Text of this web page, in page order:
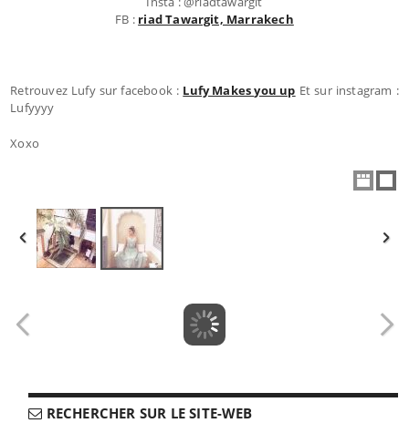
FB : riad Tawargit, Marrakech
Retrouvez Lufy sur facebook : Lufy Makes you up Et sur instagram :
Lufyyyy
Xoxo
RECHERCHER SUR LE SITE-WEB